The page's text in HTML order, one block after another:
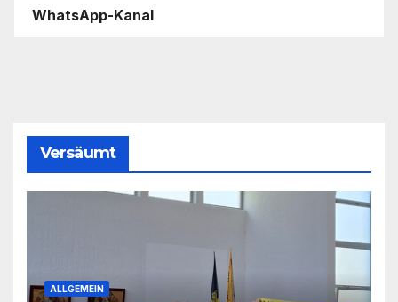
WhatsApp-Kanal
Versäumt
ALLGEMEIN